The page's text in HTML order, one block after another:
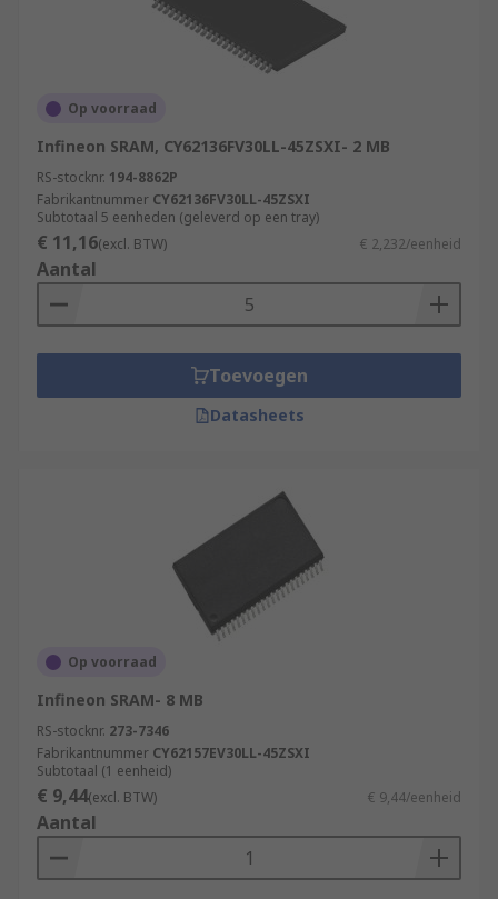
Op voorraad
Infineon SRAM, CY62136FV30LL-45ZSXI- 2 MB
RS-stocknr. 194-8862P
Fabrikantnummer CY62136FV30LL-45ZSXI
Subtotaal 5 eenheden (geleverd op een tray)
€ 11,16(excl. BTW) € 2,232/eenheid
Aantal
Toevoegen
Datasheets
Op voorraad
Infineon SRAM- 8 MB
RS-stocknr. 273-7346
Fabrikantnummer CY62157EV30LL-45ZSXI
Subtotaal (1 eenheid)
€ 9,44(excl. BTW) € 9,44/eenheid
Aantal